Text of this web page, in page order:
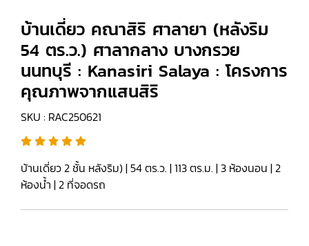
บ้านเดี่ยว คณาสิริ ศาลายา (หลังริม
54 ตร.ว.) ศาลากลาง บางกรวย
นนทบุรี : Kanasiri Salaya : โครงการ
คุณภาพจากแสนสิริ
SKU : RAC250621
บ้านเดี่ยว 2 ชั้น หลังริม) | 54 ตร.ว. | 113 ตร.ม. | 3 ห้องนอน | 2
ห้องน้ำ | 2 ที่จอดรถ